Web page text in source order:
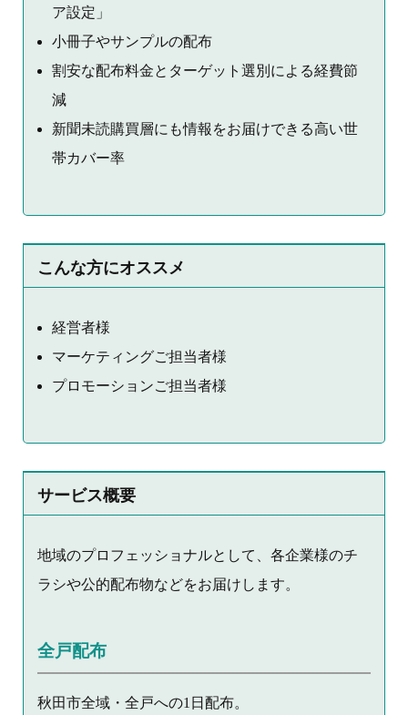
ア設定」
小冊子やサンプルの配布
割安な配布料金とターゲット選別による経費節
減
新聞未読購買層にも情報をお届けできる高い世
帯カバー率
こんな方にオススメ
経営者様
マーケティングご担当者様
プロモーションご担当者様
サービス概要
地域のプロフェッショナルとして、各企業様のチ
ラシや公的配布物などをお届けします。
全戸配布
秋田市全域・全戸への1日配布。